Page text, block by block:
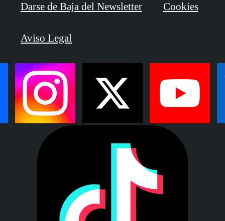
Darse de Baja del Newsletter Cookies
Aviso Legal